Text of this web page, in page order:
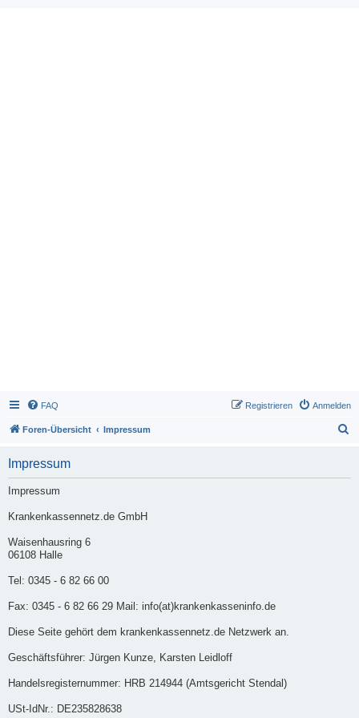
FAQ Anmelden
Registrieren
Foren-Übersicht Impressum
Impressum
Impressum
Krankenkassennetz.de GmbH
Waisenhausring 6
06108 Halle
Tel: 0345 - 6 82 66 00
Fax: 0345 - 6 82 66 29 Mail: info(at)krankenkasseninfo.de
Diese Seite gehört dem krankenkassennetz.de Netzwerk an.
Geschäftsführer: Jürgen Kunze, Karsten Leidloff
Handelsregisternummer: HRB 214944 (Amtsgericht Stendal)
USt-IdNr.: DE235828638